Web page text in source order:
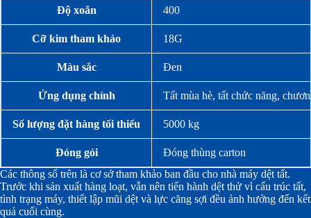
Độ xoắn 400
Cỡ kim tham khảo 18G
Màu sắc Đen
Ứng dụng chính Tất mùa hè, tất chức năng,
Số lượng đặt hàng tối thiểu 5000 kg
Đóng gói
Đóng thùng carton
Các thông số trên là cơ sở tham khảo ban đầu cho nhà máy dệt tất.
Trước khi sản xuất hàng loạt, vẫn nên tiến hành dệt thử vì cấu trúc tất,
tình trạng máy, thiết lập mũi dệt và lực căng sợi đều ảnh hưởng đến kết
quả cuối cùng.